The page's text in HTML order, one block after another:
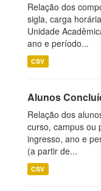
Relação dos
sigla, carga
Unidade
ano e período...
CSV
Alunos
Relação dos
curso, campus ou
ingresso, ano e
(a partir de...
CSV